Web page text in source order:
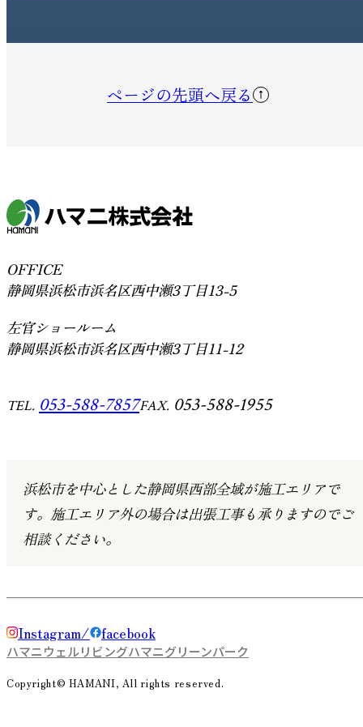
ページの先頭へ戻る
OFFICE
静岡県浜松市浜名区西中瀬3丁目13-5
左官ショールーム
静岡県浜松市浜名区西中瀬3丁目11-12
TEL. 053-588-7857FAX. 053-588-1955
浜松市を中心とした静岡県西部全域が施工エリアで
す。 施工エリア外の場合は出張工事も承りますのでご
相談ください。
Instagram facebook
ハマニウェルリビングハマニグリーンパーク
Copyright© HAMANI, All rights reserved.